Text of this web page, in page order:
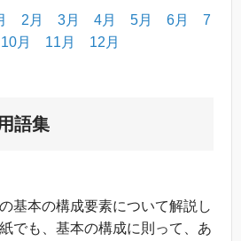
2月 3月 4月 5月 6月
7
10月 11月 12月
語集
基本の構成要素について解説し
でも、基本の構成に則って、あ